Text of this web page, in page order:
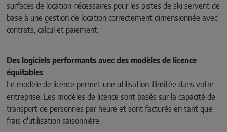
surfaces de location nécessaires pour les pistes de ski servent de
base à une gestion de location correctement dimensionnée avec
contrats, calcul et paiement.
Des logiciels performants avec des modèles de licence
équitables
Le modèle de licence permet une utilisation illimitée dans votre
entreprise. Les modèles de licence sont basés sur la capacité de
transport de personnes par heure et sont facturés en tant que
frais d'utilisation saisonnière.